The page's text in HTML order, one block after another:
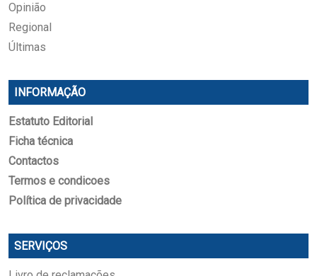
Opinião
Regional
Últimas
INFORMAÇÃO
Estatuto Editorial
Ficha técnica
Contactos
Termos e condicoes
Política de privacidade
SERVIÇOS